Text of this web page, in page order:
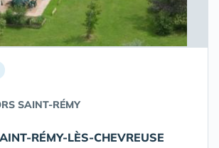
SAINT-RÉMY
RÉMY-LÈS-CHEVREUSE